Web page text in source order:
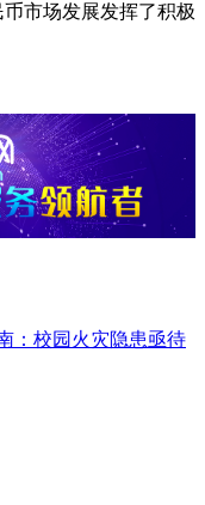
市场发展发挥了积极
：校园火灾隐患亟待